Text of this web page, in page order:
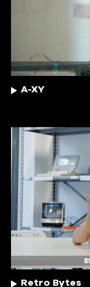
A-XY
Retro Bytes